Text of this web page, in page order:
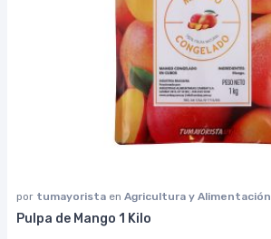
por tumayorista en Agricultura y Alimentación
Pulpa de Mango 1 Kilo